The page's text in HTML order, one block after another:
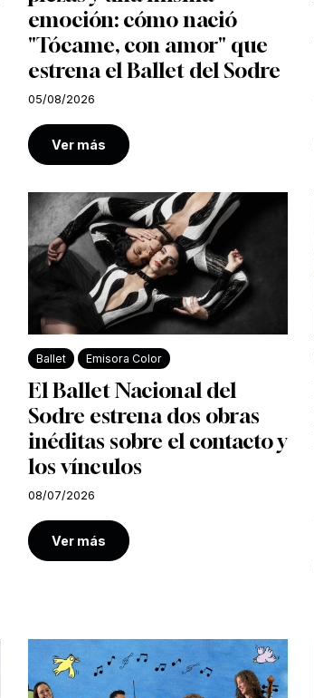
emoción: cómo nació
"Tócame, con amor" que
estrena el Ballet del Sodre
05/08/2026
Ver más
Ballet Emisora Color
El Ballet Nacional del
Sodre estrena dos obras
inéditas sobre el contacto y
los vínculos
08/07/2026
Ver más